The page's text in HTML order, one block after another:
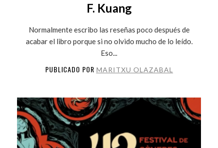
F. Kuang
Normalmente escribo las reseñas poco después de
acabar el libro porque si no olvido mucho de lo leído.
Eso...
PUBLICADO POR MARITXU OLAZABAL